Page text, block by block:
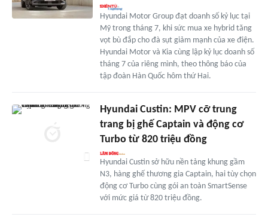
Hyundai Motor Group đạt doanh số kỷ lục tại
Mỹ trong tháng 7, khi sức mua xe hybrid tăng
vọt bù đắp cho đà sụt giảm mạnh của xe điện.
Hyundai Motor và Kia cùng lập kỷ lục doanh số
tháng 7 của riêng mình, theo thông báo của
tập đoàn Hàn Quốc hôm thứ Hai.
Hyundai Custin: MPV cỡ trung
trang bị ghế Captain và động cơ
Turbo từ 820 triệu đồng
Hyundai Custin sở hữu nền tảng khung gầm
N3, hàng ghế thương gia Captain, hai tùy chọn
động cơ Turbo cùng gói an toàn SmartSense
với mức giá từ 820 triệu đồng.